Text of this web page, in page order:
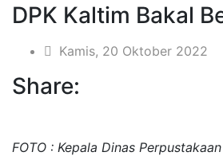
DPK Kaltim Bakal
Kamis, 20 Oktober 2022
Share:
FOTO : Kepala Dinas